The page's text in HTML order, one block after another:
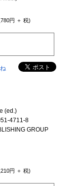
円 ＋ 税)
(ed.)
4711-8
GROUP
円 ＋ 税)